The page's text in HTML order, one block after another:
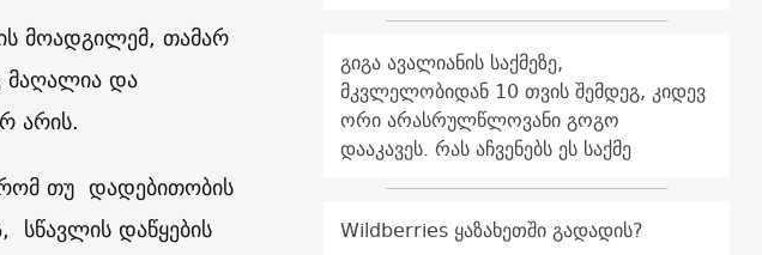
მოადგილემ, თამარ
მაღალია და
არის.
თუ დადებითობის
სწავლის დაწყების
გიგა ავალიანის საქმეზე,
მკვლელობიდან 10 თვის შემდეგ, კიდევ
ორი არასრულწლოვანი გოგო
დააკავეს. რას აჩვენებს ეს საქმე
Wildberries ყაზახეთში გადადის?